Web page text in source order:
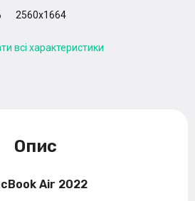
2560x1664
всі характеристики
Опис
Air 2022